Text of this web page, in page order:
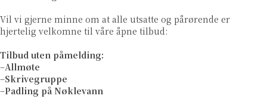
Vil vi gjerne minne om at alle utsatte og pårørende er
hjertelig velkomne til våre åpne tilbud:
Tilbud uten påmelding:
–Allmøte
–Skrivegruppe
–Padling på Nøklevann